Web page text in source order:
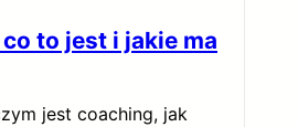
to jest i jakie ma
jest coaching, jak